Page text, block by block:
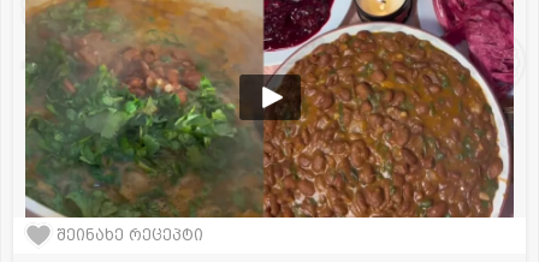
შეინახე რეცეპტი